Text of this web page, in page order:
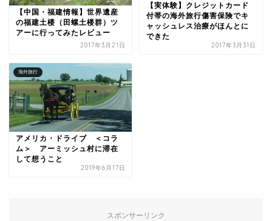
【中国・福建情報】世界遺産
の福建土楼（田螺土楼群）ツ
アーに行ってみたレビュー
2017年3月21日
【実体験】クレジットカード
付帯の海外旅行傷害保険でキ
ャッシュレス治療がほんとに
できた
2017年3月31日
海外旅行
アメリカ・ドライブ ＜コラ
ム＞ アーミッシュ村に滞在
して想うこと
2019年6月17日
スポンサーリンク